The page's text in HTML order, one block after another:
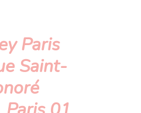
Paris
Saint-